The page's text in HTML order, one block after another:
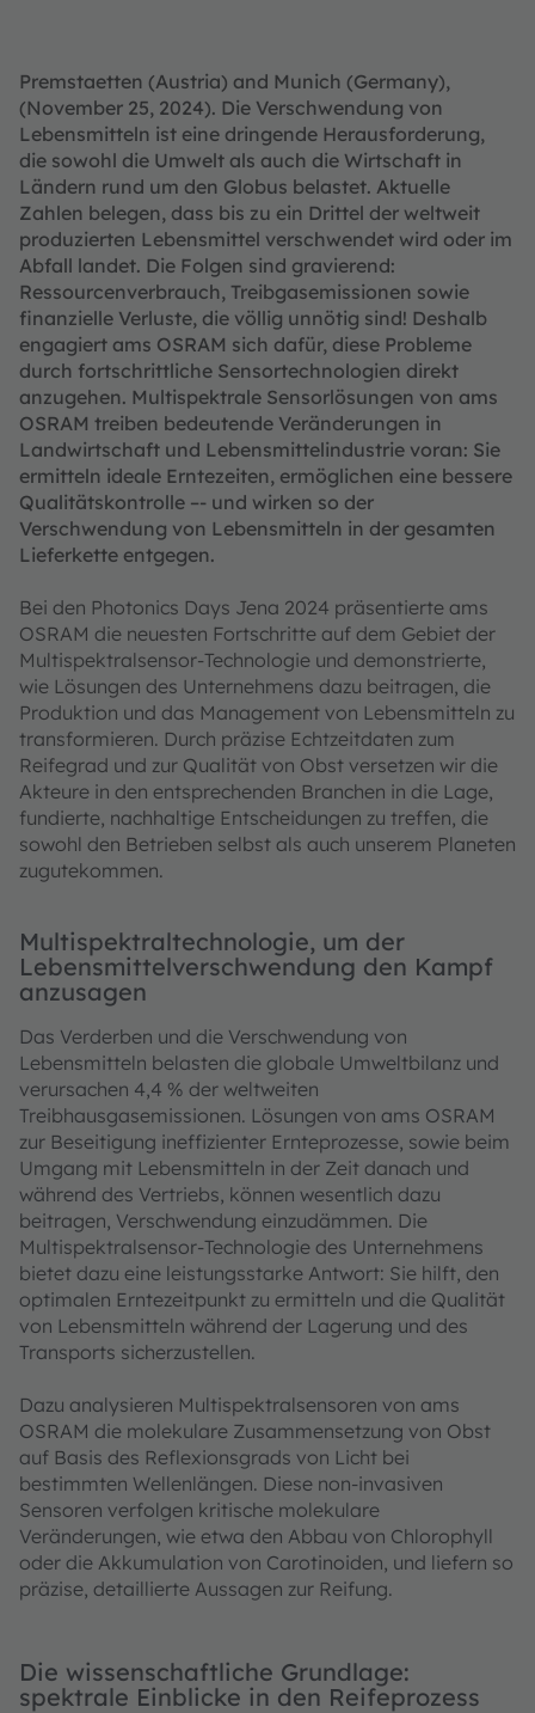
Premstaetten (Austria) and Munich (Germany),
(November 25, 2024). Die Verschwendung von
Lebensmitteln ist eine dringende Herausforderung,
die sowohl die Umwelt als auch die Wirtschaft in
Ländern rund um den Globus belastet. Aktuelle
Zahlen belegen, dass bis zu ein Drittel der weltweit
produzierten Lebensmittel verschwendet wird oder im
Abfall landet. Die Folgen sind gravierend:
Ressourcenverbrauch, Treibgasemissionen sowie
finanzielle Verluste, die völlig unnötig sind! Deshalb
engagiert ams OSRAM sich dafür, diese Probleme
durch fortschrittliche Sensortechnologien direkt
anzugehen. Multispektrale Sensorlösungen von ams
OSRAM treiben bedeutende Veränderungen in
Landwirtschaft und Lebensmittelindustrie voran: Sie
ermitteln ideale Erntezeiten, ermöglichen eine bessere
Qualitätskontrolle –- und wirken so der
Verschwendung von Lebensmitteln in der gesamten
Lieferkette entgegen.
Bei den Photonics Days Jena 2024 präsentierte ams
OSRAM die neuesten Fortschritte auf dem Gebiet der
Multispektralsensor-Technologie und demonstrierte,
wie Lösungen des Unternehmens dazu beitragen, die
Produktion und das Management von Lebensmitteln zu
transformieren. Durch präzise Echtzeitdaten zum
Reifegrad und zur Qualität von Obst versetzen wir die
Akteure in den entsprechenden Branchen in die Lage,
fundierte, nachhaltige Entscheidungen zu treffen, die
sowohl den Betrieben selbst als auch unserem Planeten
zugutekommen.
Multispektraltechnologie, um der
Lebensmittelverschwendung den Kampf
anzusagen
Das Verderben und die Verschwendung von
Lebensmitteln belasten die globale Umweltbilanz und
verursachen 4,4 % der weltweiten
Treibhausgasemissionen. Lösungen von ams OSRAM
zur Beseitigung ineffizienter Ernteprozesse, sowie beim
Umgang mit Lebensmitteln in der Zeit danach und
während des Vertriebs, können wesentlich dazu
beitragen, Verschwendung einzudämmen. Die
Multispektralsensor-Technologie des Unternehmens
bietet dazu eine leistungsstarke Antwort: Sie hilft, den
optimalen Erntezeitpunkt zu ermitteln und die Qualität
von Lebensmitteln während der Lagerung und des
Transports sicherzustellen.
Dazu analysieren Multispektralsensoren von ams
OSRAM die molekulare Zusammensetzung von Obst
auf Basis des Reflexionsgrads von Licht bei
bestimmten Wellenlängen. Diese non-invasiven
Sensoren verfolgen kritische molekulare
Veränderungen, wie etwa den Abbau von Chlorophyll
oder die Akkumulation von Carotinoiden, und liefern so
präzise, detaillierte Aussagen zur Reifung.
Die wissenschaftliche Grundlage:
spektrale Einblicke in den Reifeprozess